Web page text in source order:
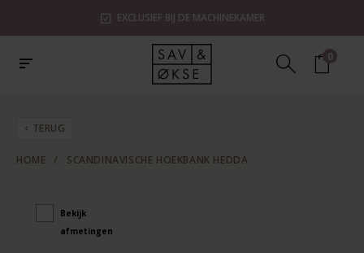
EXCLUSIEF BIJ DE MACHINEKAMER
0
TERUG
HOME / SCANDINAVISCHE HOEKBANK HEDDA
Bekijk
afmetingen